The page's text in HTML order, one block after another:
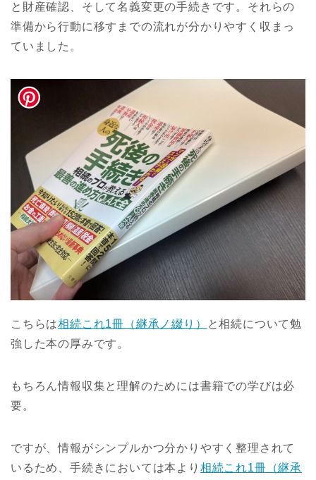
と財産確認、そして名義変更の手続きです。それらの
準備から行動に移すまでの流れが分かりやすく収まっ
ていました。
こちらは相続これ1冊（継承ノ綴り）
と相続について勉
強した本の厚みです。
もちろん情報収集と理解のためには書籍での学びは必
要。
ですが、情報がシンプルかつ分かりやすく整理されて
いるため、手続きにおいては本より 相続これ1冊（継承